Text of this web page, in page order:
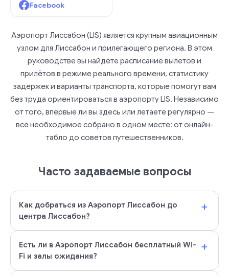
Facebook
Аэропорт Лиссабон (LIS) является крупным авиационным
узлом для Лиссабон и прилегающего региона. В этом
руководстве вы найдёте расписание вылетов и
прилётов в режиме реального времени, статистику
задержек и варианты транспорта, которые помогут вам
без труда ориентироваться в аэропорту LIS. Независимо
от того, впервые ли вы здесь или летаете регулярно —
всё необходимое собрано в одном месте: от онлайн-
табло до советов путешественников.
Часто задаваемые вопросы
Как добраться из Аэропорт Лиссабон до
центра Лиссабон?
+
Есть ли в Аэропорт Лиссабон бесплатный Wi-
Fi и залы ожидания?
+